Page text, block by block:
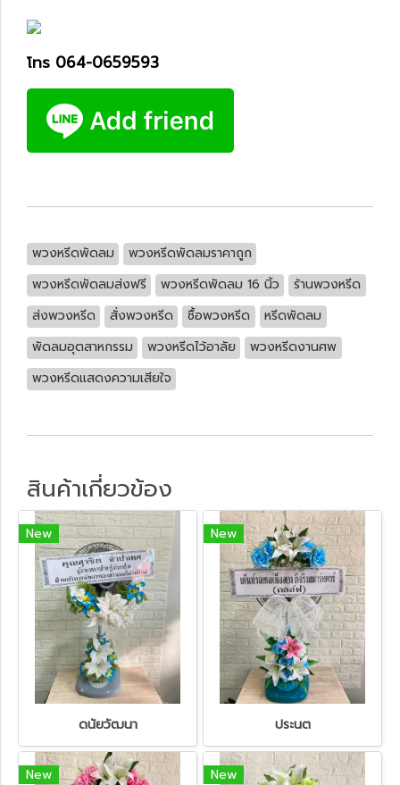
โทร 064-0659593
พวงหรีดพัดลม
พวงหรีดพัดลมราคาถูก
พวงหรีดพัดลมส่งฟรี
พวงหรีดพัดลม 16 นิ้ว
ร้านพวงหรีด
ส่งพวงหรีด
สั่งพวงหรีด ซื้อพวงหรีด
หรีดพัดลม
พัดลมอุตสาหกรรม
พวงหรีดไว้อาลัย
พวงหรีดงานศพ
พวงหรีดแสดงความเสียใจ
สินค้าเกี่ยวข้อง
New
ดนัยวัฒนา
New
ประนต
New New